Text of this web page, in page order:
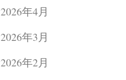
2026年4月
2026年3月
2026年2月